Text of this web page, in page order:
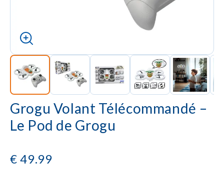
Grogu Volant Télécommandé –
Le Pod de Grogu
€ 49.99